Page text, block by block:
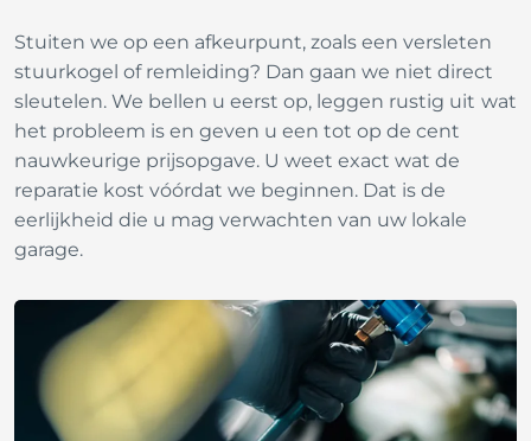
Stuiten we op een afkeurpunt, zoals een versleten
stuurkogel of remleiding? Dan gaan we niet direct
sleutelen. We bellen u eerst op, leggen rustig uit wat
het probleem is en geven u een tot op de cent
nauwkeurige prijsopgave. U weet exact wat de
reparatie kost vóórdat we beginnen. Dat is de
eerlijkheid die u mag verwachten van uw lokale
garage.